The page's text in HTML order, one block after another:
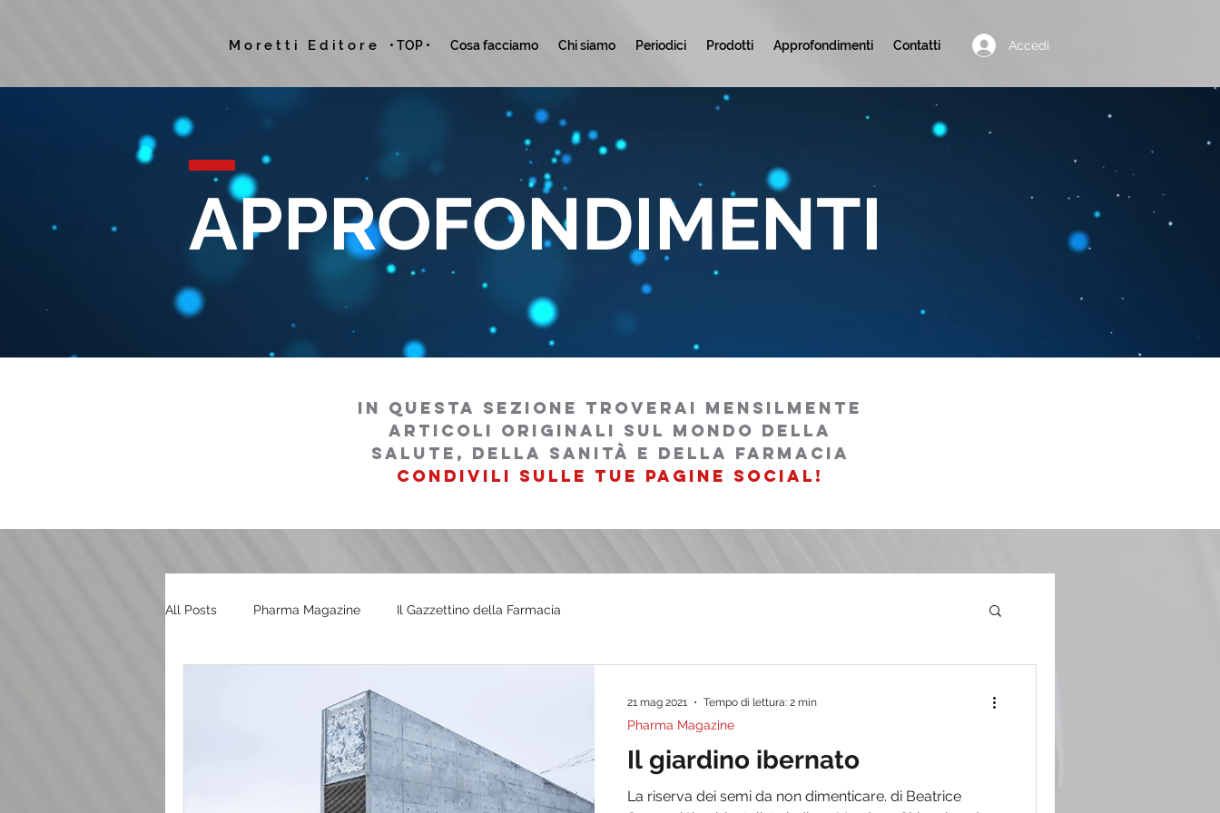
Moretti Editore • TOP • Cosa facciamo Chi siamo Periodici Prodotti Approfondimenti Contatti Accedi
APPROFONDIMENTI
in questa sezione troverai mensilmente
articoli originali sul mondo della
salutE, della sanità e della farmacia
condivili sulle tue pagine social!
All Posts Pharma Magazine Il Gazzettino della Farmacia
Il giardino ibernato
La riserva dei semi da non dimenticare. di Beatrice
Pharma Magazine
21 mag 2021 Tempo di lettura: 2 min